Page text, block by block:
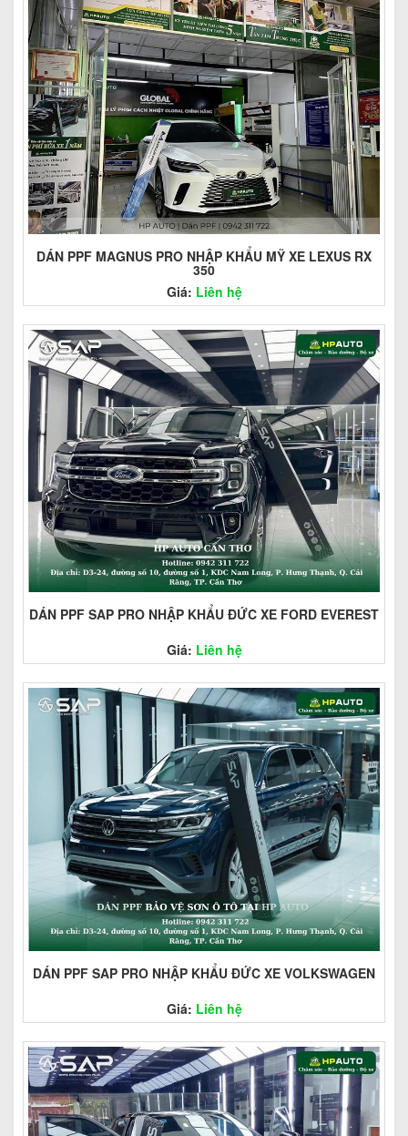
DÁN PPF MAGNUS PRO NHẬP KHẨU MỸ XE LEXUS RX
350
Giá: Liên hệ
DÁN PPF SAP PRO NHẬP KHẨU ĐỨC XE FORD EVEREST
Giá: Liên hệ
DÁN PPF SAP PRO NHẬP KHẨU ĐỨC XE VOLKSWAGEN
Giá: Liên hệ